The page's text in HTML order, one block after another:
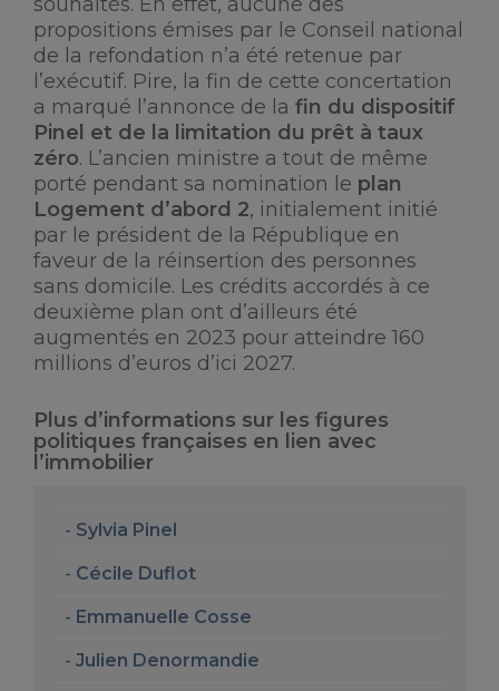
propositions émises par le Conseil national
de la refondation n’a été retenue par
l’exécutif. Pire, la fin de cette concertation
a marqué l’annonce de la fin du dispositif
Pinel et de la limitation du prêt à taux
zéro. L’ancien ministre a tout de même
porté pendant sa nomination le plan
Logement d’abord 2, initialement initié
par le président de la République en
faveur de la réinsertion des personnes
sans domicile. Les crédits accordés à ce
deuxième plan ont d’ailleurs été
augmentés en 2023 pour atteindre 160
millions d’euros d’ici 2027.
Plus d’informations sur les figures
politiques françaises en lien avec
l’immobilier
Sylvia Pinel
Cécile Duflot
Emmanuelle Cosse
Julien Denormandie